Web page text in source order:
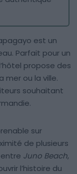
est un
Parfait pour un
propose des
mer ou la ville.
souhaitant
sur
de plusieurs
Juno Beach,
l’histoire du